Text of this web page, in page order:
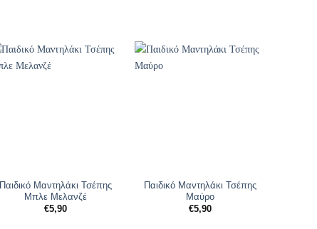
Παιδικό Μαντηλάκι Τσέπης
Mπλε Mελανζέ
€5,90
Παιδικό Μαντηλάκι Τσέπης
Μαύρο
€5,90